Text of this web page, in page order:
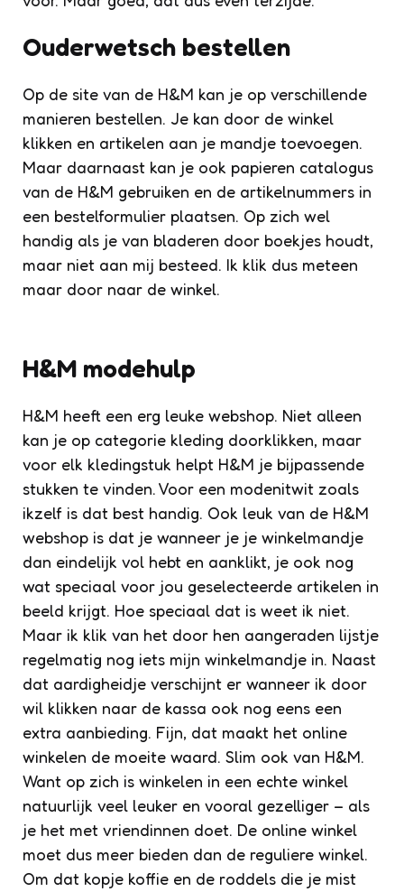
Ouderwetsch bestellen
Op de site van de H&M kan je op verschillende
manieren bestellen. Je kan door de winkel
klikken en artikelen aan je mandje toevoegen.
Maar daarnaast kan je ook papieren catalogus
van de H&M gebruiken en de artikelnummers in
een bestelformulier plaatsen. Op zich wel
handig als je van bladeren door boekjes houdt,
maar niet aan mij besteed. Ik klik dus meteen
maar door naar de winkel.
H&M modehulp
H&M heeft een erg leuke webshop. Niet alleen
kan je op categorie kleding doorklikken, maar
voor elk kledingstuk helpt H&M je bijpassende
stukken te vinden. Voor een modenitwit zoals
ikzelf is dat best handig. Ook leuk van de H&M
webshop is dat je wanneer je je winkelmandje
dan eindelijk vol hebt en aanklikt, je ook nog
wat speciaal voor jou geselecteerde artikelen in
beeld krijgt. Hoe speciaal dat is weet ik niet.
Maar ik klik van het door hen aangeraden lijstje
regelmatig nog iets mijn winkelmandje in. Naast
dat aardigheidje verschijnt er wanneer ik door
wil klikken naar de kassa ook nog eens een
extra aanbieding. Fijn, dat maakt het online
winkelen de moeite waard. Slim ook van H&M.
Want op zich is winkelen in een echte winkel
natuurlijk veel leuker en vooral gezelliger – als
je het met vriendinnen doet. De online winkel
moet dus meer bieden dan de reguliere winkel.
Om dat kopje koffie en de roddels die je mist